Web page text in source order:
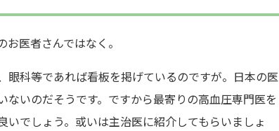
医者さんではなく。
科等であれば看板を掲げているのですが。日本の医
いのだそうです。ですから最寄りの高血圧専門医を
でしょう。或いは主治医に紹介してもらいましょ